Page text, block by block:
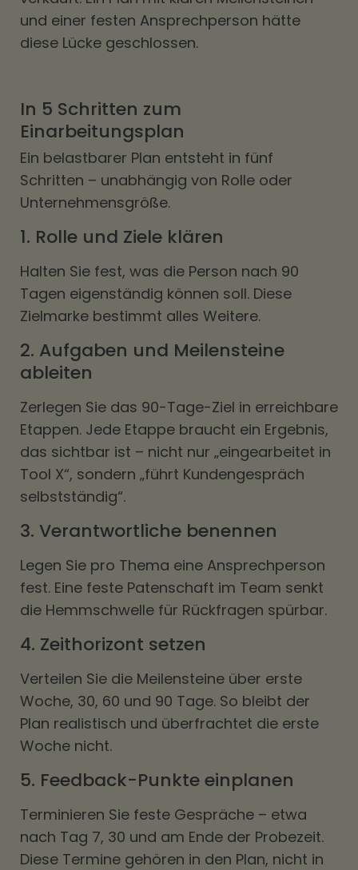
und einer festen Ansprechperson hätte
diese Lücke geschlossen.
In 5 Schritten zum
Einarbeitungsplan
Ein belastbarer Plan entsteht in fünf
Schritten – unabhängig von Rolle oder
Unternehmensgröße.
1. Rolle und Ziele klären
Halten Sie fest, was die Person nach 90
Tagen eigenständig können soll. Diese
Zielmarke bestimmt alles Weitere.
2. Aufgaben und Meilensteine
ableiten
Zerlegen Sie das 90-Tage-Ziel in erreichbare
Etappen. Jede Etappe braucht ein Ergebnis,
das sichtbar ist – nicht nur „eingearbeitet in
Tool X“, sondern „führt Kundengespräch
selbstständig“.
3. Verantwortliche benennen
Legen Sie pro Thema eine Ansprechperson
fest. Eine feste Patenschaft im Team senkt
die Hemmschwelle für Rückfragen spürbar.
4. Zeithorizont setzen
Verteilen Sie die Meilensteine über erste
Woche, 30, 60 und 90 Tage. So bleibt der
Plan realistisch und überfrachtet die erste
Woche nicht.
5. Feedback-Punkte einplanen
Terminieren Sie feste Gespräche – etwa
nach Tag 7, 30 und am Ende der Probezeit.
Diese Termine gehören in den Plan, nicht in